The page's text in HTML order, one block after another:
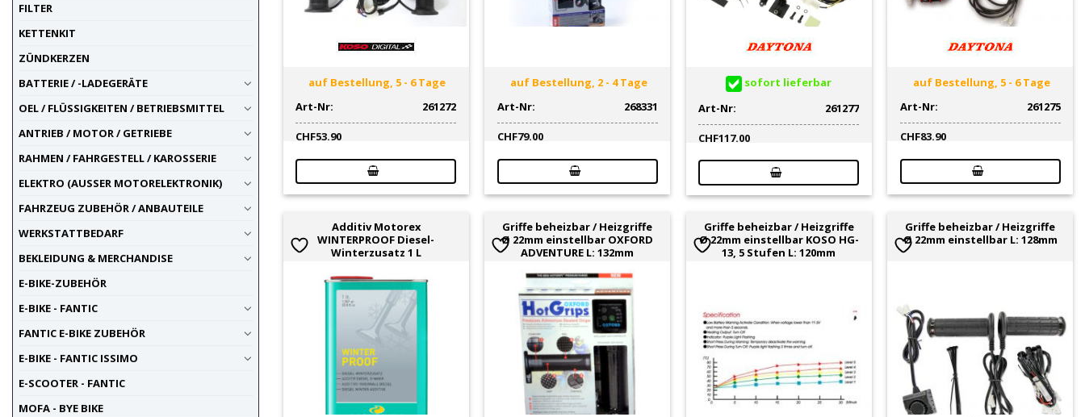
FILTER
KETTENKIT
ZÜNDKERZEN
BATTERIE / -LADEGERÄTE
OEL / FLÜSSIGKEITEN / BETRIEBSMITTEL
ANTRIEB / MOTOR / GETRIEBE
RAHMEN / FAHRGESTELL / KAROSSERIE
ELEKTRO (AUSSER MOTORELEKTRONIK)
FAHRZEUG ZUBEHÖR / ANBAUTEILE
WERKSTATTBEDARF
BEKLEIDUNG & MERCHANDISE
E-BIKE-ZUBEHÖR
E-BIKE - FANTIC
FANTIC E-BIKE ZUBEHÖR
E-BIKE - FANTIC ISSIMO
E-SCOOTER - FANTIC
MOFA - BYE BIKE
auf Bestellung, 5 - 6 Tage
Art-Nr:
261272
CHF53.90
auf Bestellung, 2 - 4 Tage
Art-Nr:
268331
CHF79.00
sofort lieferbar
Art-Nr:
261277
CHF117.00
auf Bestellung, 5 - 6 Tage
Art-Nr:
261275
CHF83.90
Additiv Motorex
WINTERPROOF Diesel-
Winterzusatz 1 L
Griffe beheizbar / Heizgriffe
Ø 22mm einstellbar OXFORD
ADVENTURE L: 132mm
Griffe beheizbar / Heizgriffe
Ø 22mm einstellbar KOSO HG-
13, 5 Stufen L: 120mm
Griffe beheizbar / Heizgriffe
Ø 22mm einstellbar L: 128mm